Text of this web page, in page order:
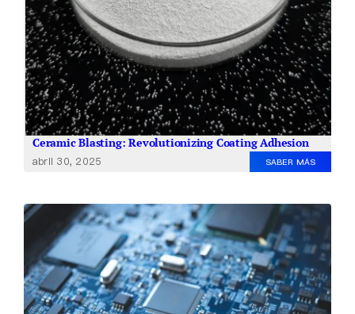
Ceramic Blasting: Revolutionizing Coating Adhesion
abril 30, 2025 SABER MÁS